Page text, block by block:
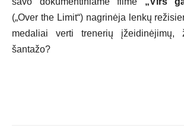
(„Over the Limit“) nagrinėja lenkų
medaliai verti trenerių įžeidinėjimų,
šantažo?